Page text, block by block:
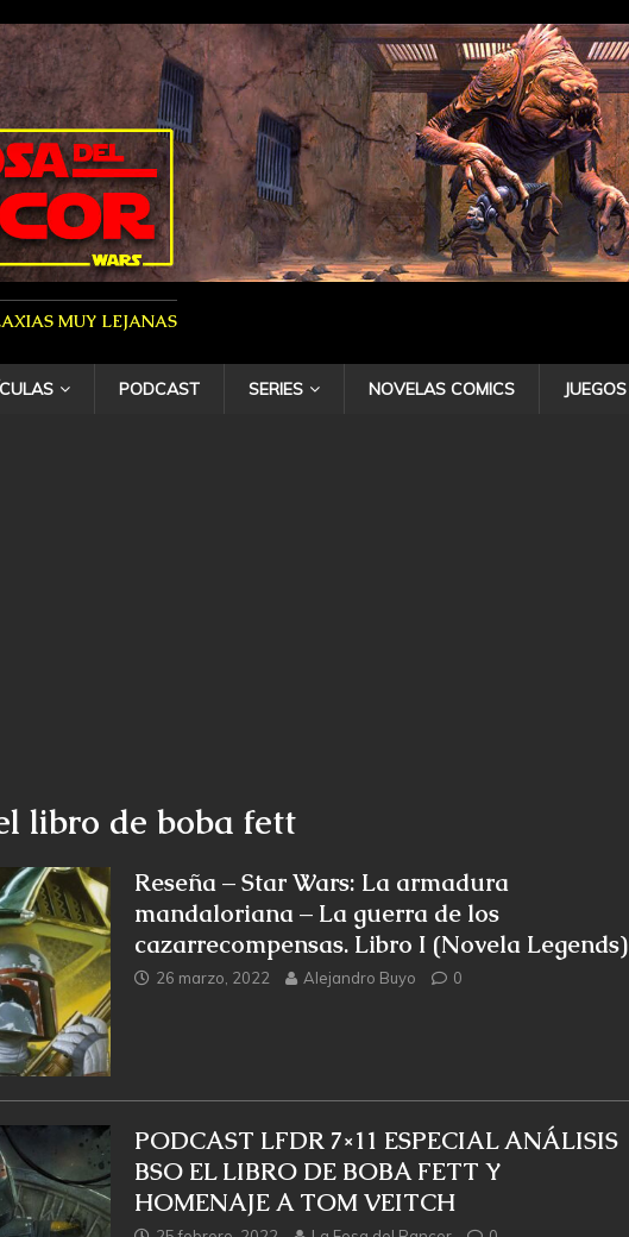
MUY LEJANAS
PODCAST SERIES NOVELAS COMICS JUEGOS
libro de boba fett
Reseña – Star Wars: La armadura
mandaloriana – La guerra de los
cazarrecompensas. Libro I (Novela Legends)
26 marzo, 2022 Alejandro Buyo 0
PODCAST LFDR 7×11 ESPECIAL ANÁLISIS
BSO EL LIBRO DE BOBA FETT Y
HOMENAJE A TOM VEITCH